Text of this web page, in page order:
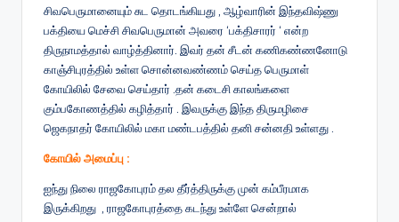
சிவபெருமானையும் சுட தொடங்கியது , ஆழ்வாரின் இந்தவிஷ்ணு
பக்தியை மெச்சி சிவபெருமான் அவரை ‘பக்திசாரர் ‘ என்ற
திருநாமத்தால் வாழ்த்தினார். இவர் தன் சீடன் கணிகண்ணனோடு
காஞ்சிபுரத்தில் உள்ள சொன்னவண்ணம் செய்த பெருமாள்
கோயிலில் சேவை செய்தார் .தன் கடைசி காலங்களை
கும்பகோணத்தில் கழித்தார் . இவருக்கு இந்த திருமழிசை
ஜெகநாதர் கோயிலில் மகா மண்டபத்தில் தனி சன்னதி உள்ளது .
கோயில் அமைப்பு :
ஐந்து நிலை ராஜகோபுரம் தல தீர்த்திருக்கு முன் கம்பீரமாக
இருக்கிறது , ராஜகோபுரத்தை கடந்து உள்ளே சென்றால்